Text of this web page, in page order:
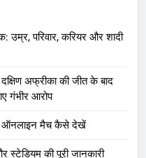
उम्र, परिवार, करियर और शादी
अफ्रीका की जीत के बाद
गंभीर आरोप
ऑनलाइन मैच कैसे देखें
की पूरी जानकारी